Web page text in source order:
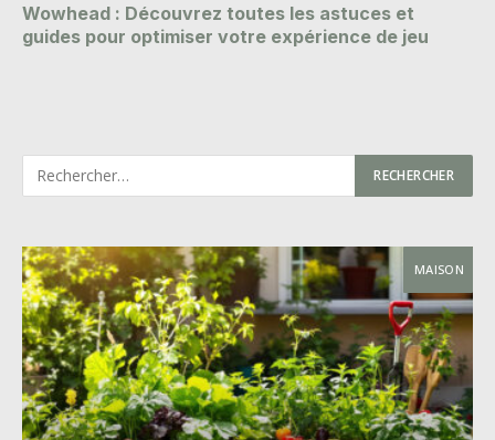
Wowhead : Découvrez toutes les astuces et
guides pour optimiser votre expérience de jeu
MAISON